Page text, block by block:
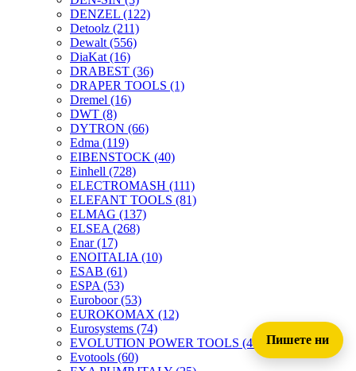
DENZEL (122)
Detoolz (211)
Dewalt (556)
DiaKat (16)
DRABEST (36)
DRAPER TOOLS (1)
Dremel (16)
DWT (8)
DYTRON (66)
Edma (119)
EIBENSTOCK (40)
Einhell (728)
ELECTROMASH (111)
ELEFANT TOOLS (81)
ELMAG (137)
ELSEA (268)
Enar(17)
ENOITALIA (10)
ESAB (61)
ESPA (53)
Euroboor(53)
EUROKOMAX (12)
Eurosystems (74)
EVOLUTION POWER TOOLS (45)
Evotools (60)
Пишете ни